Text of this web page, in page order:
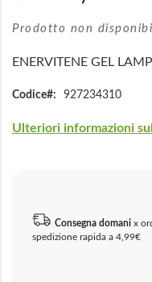
Prodotto non
ENERVITENE GEL
Codice 927234310
Ulteriori informazioni
Consegna domani x
spedizione rapida a 4,99€